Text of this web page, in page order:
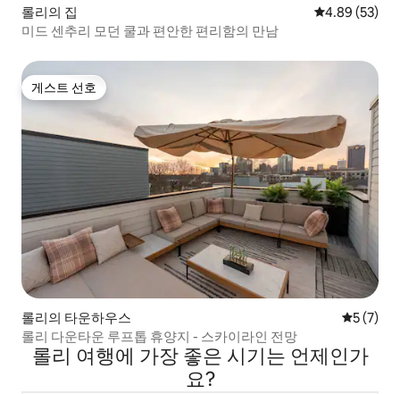
롤리의 집 평점 4.89점(5
4.89 (53)
미드 센추리 모던 쿨과 편안한 편리함의 만남
게스트 선호
게스트 선호
롤리의 타운하우스 평점 5점
5 (7)
롤리 다운타운 루프톱 휴양지 - 스카이라인 전망
롤리 여행에 가장 좋은 시기는 언제인가
요?